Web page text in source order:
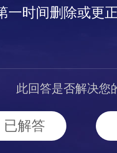
一时间删除或更
此回答是否解决您
已解答